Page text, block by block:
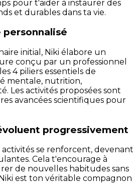
pour t'aider à instaurer des
et durables dans ta vie.
personnalisé
initial, Niki élabore un
conçu par un professionnel
4 piliers essentiels de
mentale, nutrition,
Les activités proposées sont
avancées scientifiques pour
progressivement
activités se renforcent, devenant
Cela t'encourage à
de nouvelles habitudes sans
est ton véritable compagnon